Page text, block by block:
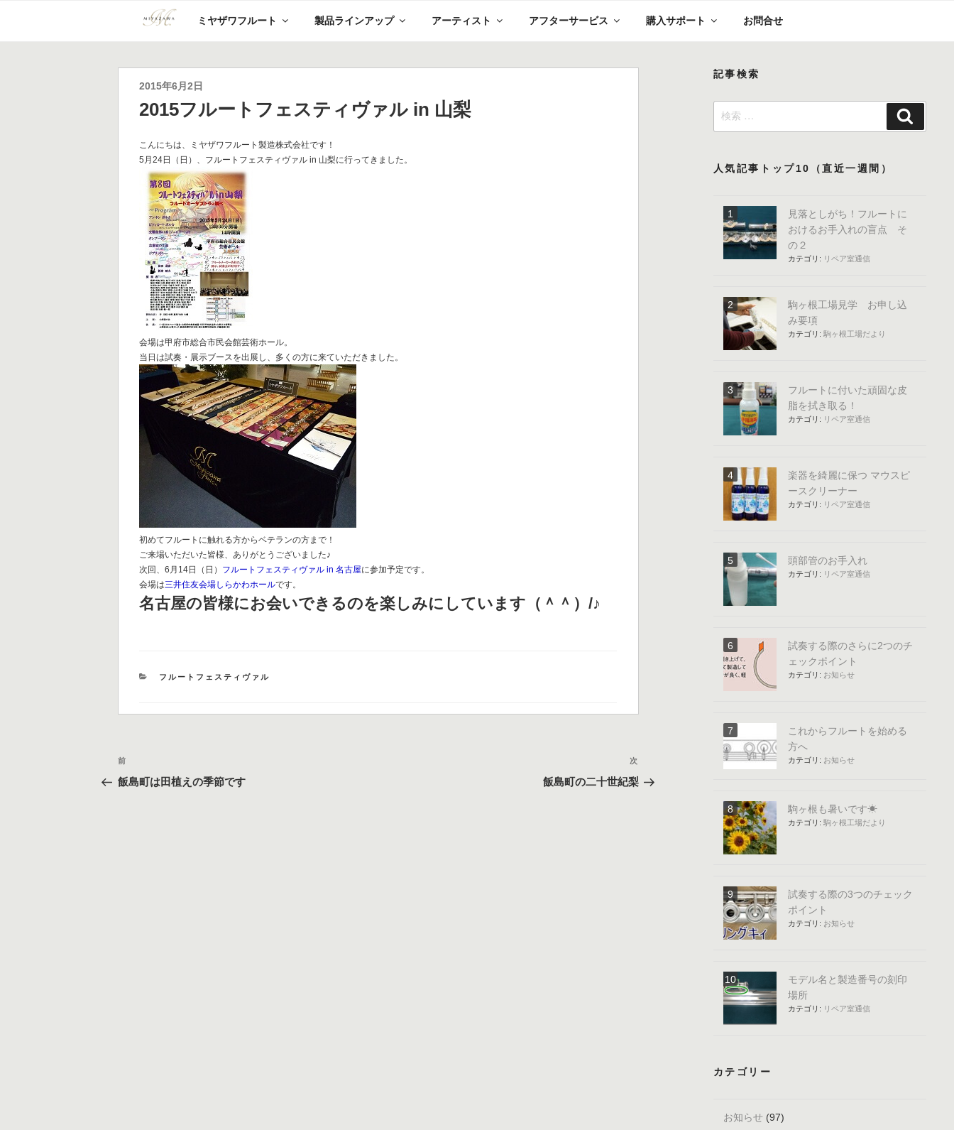
ミヤザワフルート 製品ラインアップ アーティスト アフターサービス 購入サポート お問合せ
投
稿
日:
2015年6月2日
2015フルートフェスティヴァル in 山梨
こんにちは、ミヤザワフルート製造株式会社です！
5月24日（日）、フルートフェスティヴァル in 山梨に行ってきました。
会場は甲府市総合市民会館芸術ホール。
当日は試奏・展示ブースを出展し、多くの方に来ていただきました。
初めてフルートに触れる方からベテランの方まで！
ご来場いただいた皆様、ありがとうございました♪
次回、6月14日（日） フルートフェスティヴァル in 名古屋に参加予定です。
会場は三井住友会場しらかわホールです。
名古屋の皆様にお会いできるのを楽しみにしています（＾＾）/♪
カ
フルートフェスティヴァル
投
稿
過
去
前
飯島町は田植えの季節です
次
飯島町の二十世紀梨
記事検索
検
索:
索
人気記事トップ10（直近一週間）
見落としがち！フルートに
おけるお手入れの盲点 そ
の２
カテゴリ: リペア室通信
駒ヶ根工場見学 お申し込
み要項
カテゴリ: 駒ヶ根工場だより
フルートに付いた頑固な皮
脂を拭き取る！
カテゴリ: リペア室通信
楽器を綺麗に保つ マウスピ
ースクリーナー
カテゴリ: リペア室通信
頭部管のお手入れ
カテゴリ: リペア室通信
試奏する際のさらに2つのチ
ェックポイント
カテゴリ: お知らせ
これからフルートを始める
方へ
カテゴリ: お知らせ
駒ヶ根も暑いです☀
カテゴリ: 駒ヶ根工場だより
試奏する際の3つのチェック
ポイント
カテゴリ: お知らせ
モデル名と製造番号の刻印
場所
カテゴリ: リペア室通信
カテゴリー
お知らせ (97)